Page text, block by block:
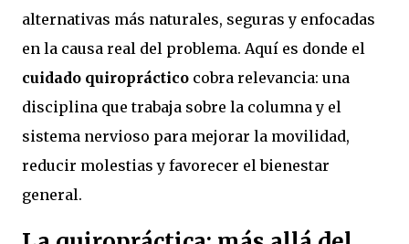
alternativas más naturales, seguras y enfocadas
en la causa real del problema. Aquí es donde el
cuidado quiropráctico cobra relevancia: una
disciplina que trabaja sobre la columna y el
sistema nervioso para mejorar la movilidad,
reducir molestias y favorecer el bienestar
general.